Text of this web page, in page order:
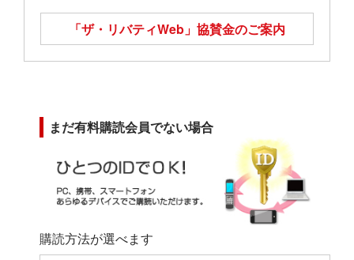
「ザ・リバティWeb」 協賛金のご案内
まだ有料購読会員でない場合
購読方法が選べます